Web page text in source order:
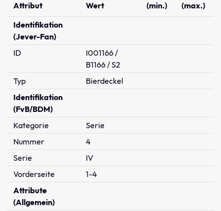
Attribut Wert
(min.)
(max.)
Identifikation
(Jever-Fan)
ID
I001166 /
B1166 / S2
Typ
Bierdeckel
Identifikation
(FvB/BDM)
Kategorie
Serie
Nummer
4
Serie
IV
Vorderseite
1-4
Attribute
(Allgemein)